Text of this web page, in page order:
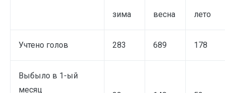
зима весна лето
Учтено голов 283 689 178
Выбыло в 1-ый
месяц